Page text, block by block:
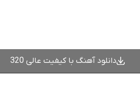
دانلود آهنگ با کیفیت عالی 320